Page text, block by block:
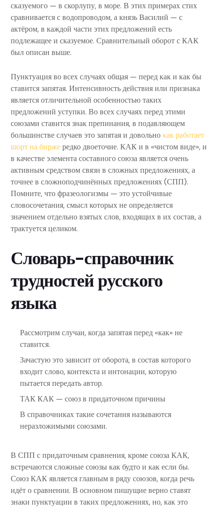
сказуемого — в скорлупу, в море. В этих примерах стих
сравнивается с водопроводом, а князь Василий — с
актёром, в каждой части этих предложений есть
подлежащее и сказуемое. Сравнительный оборот с КАК
был описан выше.
Пунктуация во всех случаях общая — перед как и как бы
ставится запятая. Интенсивность действия или признака
является отличительной особенностью таких
предложений уступки. Во всех случаях перед этими
союзами ставится знак препинания, в подавляющем
большинстве случаев это запятая и довольнокак работает
шорт на биржередко двоеточие. КАК и в «чистом виде», и
в качестве элемента составного союза является очень
активным средством связи в сложных предложениях, а
точнее в сложноподчинённых предложениях (СПП).
Помните, что фразеологизмы — это устойчивые
словосочетания, смысл которых не определяется
значением отдельно взятых слов, входящих в их состав, а
трактуется целиком.
Словарь-справочник
трудностей русского
языка
Рассмотрим случаи, когда запятая перед «как» не
ставится.
Зачастую это зависит от оборота, в состав которого
входит слово, контекста и интонации, которую
пытается передать автор.
ТАК КАК — союз в придаточном причины
В справочниках такие сочетания называются
неразложимыми союзами.
В СПП с придаточным сравнения, кроме союза КАК,
встречаются сложные союзы как будто и как если бы.
Союз КАК является главным в ряду союзов, когда речь
идёт о сравнении. В основном пишущие верно ставят
знаки пунктуации в таких предложениях, но, как это